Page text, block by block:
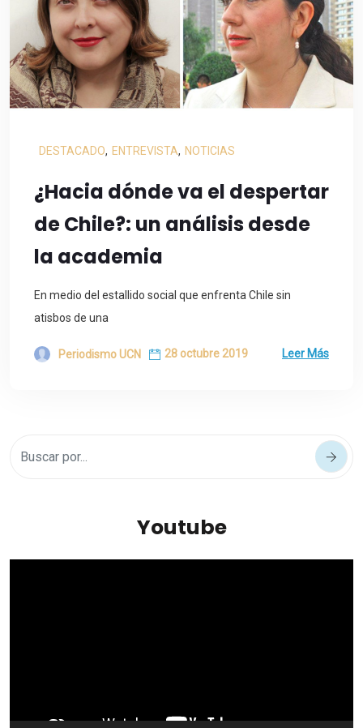
DESTACADO, ENTREVISTA, NOTICIAS
¿Hacia dónde va el despertar
de Chile?: un análisis desde
la academia
En medio del estallido social que enfrenta Chile sin
atisbos de una
Periodismo UCN 28 octubre 2019 Leer Más
Youtube